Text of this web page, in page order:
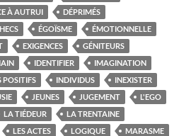
À AUTRUI
DÉPRIMÉS
ÉGOÏSME
ÉMOTIONNELLE
EXIGENCES
GÉNITEURS
IDENTIFIER
IMAGINATION
POSITIFS INDIVIDUS
INEXISTER
JEUNES JUGEMENT
L'EGO
LA TIÉDEUR
LA TRENTAINE
LES ACTES LOGIQUE
MARASME